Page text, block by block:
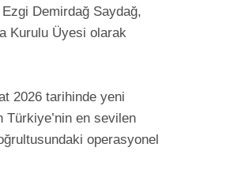
Demirdağ Saydağ,
Kurulu Üyesi olarak
2026 tarihinde yeni
Türkiye’nin en sevilen
operasyonel